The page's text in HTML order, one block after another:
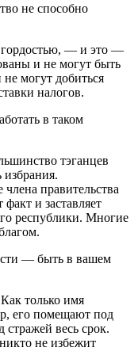
не способно
— и это —
и не могут быть
могут добиться
налогов.
в таком
тэганцев
избрания.
правительства
и заставляет
республики. Многие
— быть в вашем
только имя
его помещают под
стражей весь срок.
не избежит